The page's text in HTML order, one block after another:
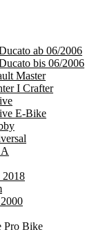
ab 06/2006
bis 06/2006
Master
I Crafter
E-Bike
Pro Bike